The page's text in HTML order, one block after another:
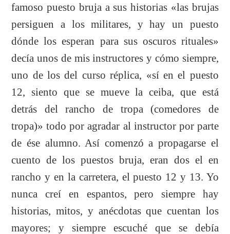
famoso puesto bruja a sus historias «las brujas
persiguen a los militares, y hay un puesto
dónde los esperan para sus oscuros rituales»
decía unos de mis instructores y cómo siempre,
uno de los del curso réplica, «sí en el puesto
12, siento que se mueve la ceiba, que está
detrás del rancho de tropa (comedores de
tropa)» todo por agradar al instructor por parte
de ése alumno. Así comenzó a propagarse el
cuento de los puestos bruja, eran dos el en
rancho y en la carretera, el puesto 12 y 13. Yo
nunca creí en espantos, pero siempre hay
historias, mitos, y anécdotas que cuentan los
mayores; y siempre escuché que se debía